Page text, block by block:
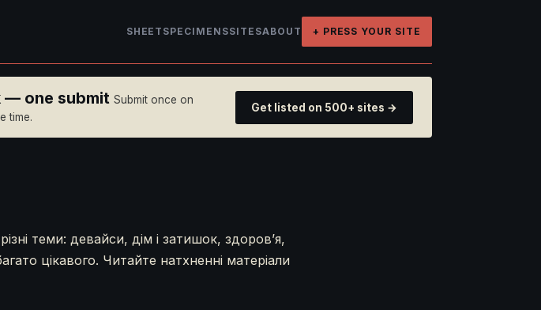
SHEET SPECIMENSSITESABOUT + PRESS YOUR SITE
— one submit Submit once on
time.
Get listed on 500+ sites →
теми: девайси, дім і затишок, здоров’я,
цікавого. Читайте натхненні матеріали